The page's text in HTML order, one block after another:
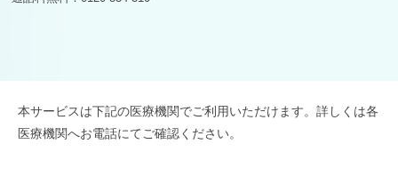
本サービスは下記の医療機関でご利用いただけます。詳しくは各
医療機関へお電話にてご確認ください。